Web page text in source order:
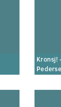
Kronsj!